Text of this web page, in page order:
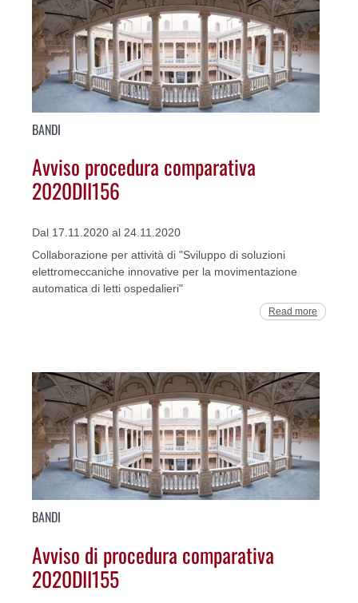
BANDI
Avviso procedura comparativa
2020DII156
Dal 17.11.2020 al 24.11.2020
Collaborazione per attività di "Sviluppo di soluzioni
elettromeccaniche innovative per la movimentazione
automatica di letti ospedalieri"
Read more
BANDI
Avviso di procedura comparativa
2020DII155